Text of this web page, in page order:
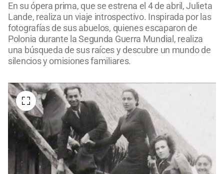
En su ópera prima, que se estrena el 4 de abril, Julieta
Lande, realiza un viaje introspectivo. Inspirada por las
fotografías de sus abuelos, quienes escaparon de
Polonia durante la Segunda Guerra Mundial, realiza
una búsqueda de sus raíces y descubre un mundo de
silencios y omisiones familiares.